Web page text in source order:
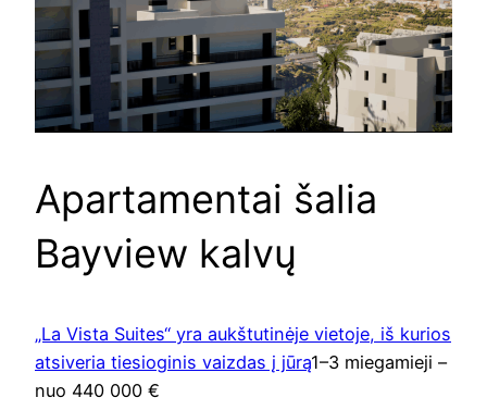
Apartamentai šalia
Bayview kalvų
„La Vista Suites“ yra aukštutinėje vietoje, iš kurios
atsiveria tiesioginis vaizdas į jūrą1–3 miegamieji –
nuo ​​440 000 €